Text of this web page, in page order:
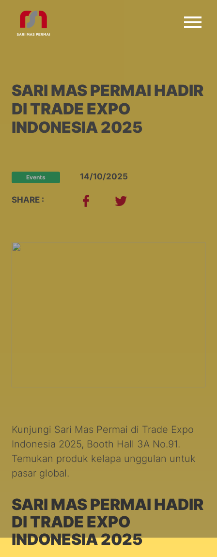
SARI MAS PERMAI HADIR
DI TRADE EXPO
INDONESIA 2025
Events 14/10/2025
SHARE :
Kunjungi Sari Mas Permai di Trade Expo
Indonesia 2025, Booth Hall 3A No.91.
Temukan produk kelapa unggulan untuk
pasar global.
SARI MAS PERMAI HADIR
DI TRADE EXPO
INDONESIA 2025